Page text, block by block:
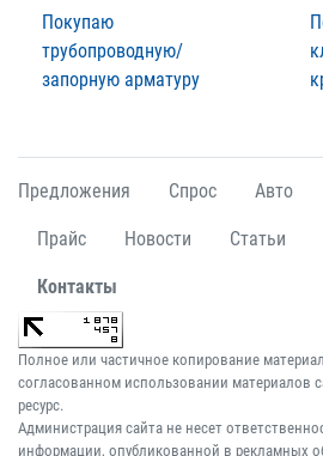
Покупаю
трубопроводную/
запорную арматуру
Предложения Спрос Авто
Прайс Новости Статьи
Контакты
Полное или частичное копирование
согласованном использовании материалов
ресурс.
Администрация сайта не несет
информации, опубликованной в рекламных